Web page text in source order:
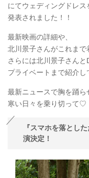
にてウェディングドレス
発表されました！！
最新映画の詳細や、
北川景子さんがこれまで
さらには北川景子さん
プライベートまで紹介し
最新ニュースで胸を踊ら
寒い日々を乗り切って♡
『スマホを落とし
演決定！